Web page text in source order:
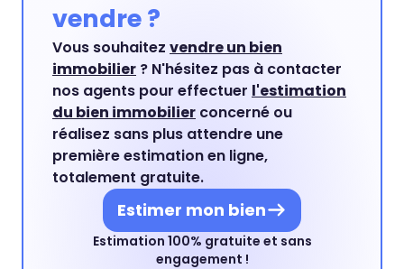
vendre ?
Vous souhaitez vendre un bien
immobilier ? N'hésitez pas à contacter
nos agents pour effectuer l'estimation
du bien immobilier concerné ou
réalisez sans plus attendre une
première estimation en ligne,
totalement gratuite.
Estimer mon bien
Estimation 100% gratuite et sans
engagement !